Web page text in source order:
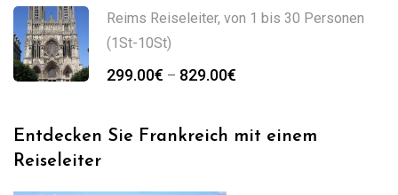
bis
Reims Reiseleiter, von 1 bis 30 Personen
(1St-10St)
299.00€ – 829.00€
829.00€
Entdecken Sie Frankreich mit einem
Reiseleiter